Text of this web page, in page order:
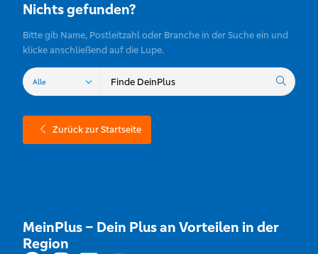
Nichts gefunden?
Bitte gib Name, Postleitzahl oder Branche in der Suche ein und
klicke anschließend auf die Lupe.
Zurück zur Startseite
MeinPlus – Dein Plus an Vorteilen in der
Region